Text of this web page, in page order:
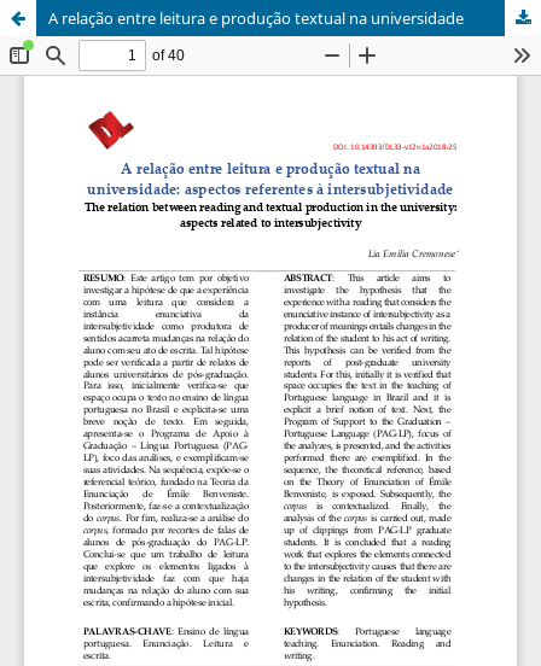
A relação entre leitura e produção textual na universidade